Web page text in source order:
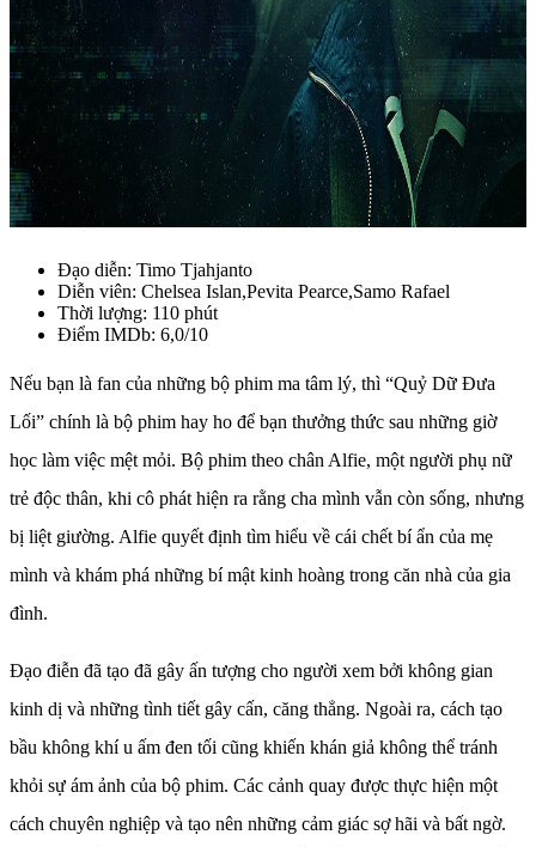
Đạo diễn: Timo Tjahjanto
Diễn viên: Chelsea Islan,Pevita Pearce,Samo Rafael
Thời lượng: 110 phút
Điểm IMDb: 6,0/10
Nếu bạn là fan của những bộ phim ma tâm lý, thì “Quỷ Dữ Đưa
Lối” chính là bộ phim hay ho để bạn thưởng thức sau những giờ
học làm việc mệt mỏi. Bộ phim theo chân Alfie, một người phụ nữ
trẻ độc thân, khi cô phát hiện ra rằng cha mình vẫn còn sống, nhưng
bị liệt giường. Alfie quyết định tìm hiểu về cái chết bí ẩn của mẹ
mình và khám phá những bí mật kinh hoàng trong căn nhà của gia
đình.
Đạo điễn đã tạo đã gây ấn tượng cho người xem bởi không gian
kinh dị và những tình tiết gây cấn, căng thẳng. Ngoài ra, cách tạo
bầu không khí u ấm đen tối cũng khiến khán giả không thể tránh
khỏi sự ám ảnh của bộ phim. Các cảnh quay được thực hiện một
cách chuyên nghiệp và tạo nên những cảm giác sợ hãi và bất ngờ.